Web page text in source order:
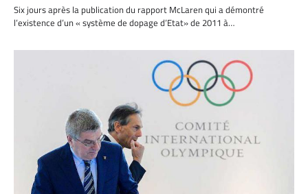
Six jours après la publication du rapport McLaren qui a démontré
l’existence d’un « système de dopage d’Etat» de 2011 à…